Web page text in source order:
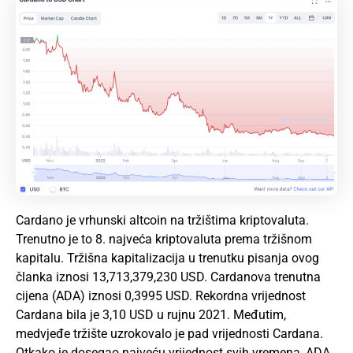
Cardano je vrhunski altcoin na tržištima kriptovaluta.
Trenutno je to 8. najveća kriptovaluta prema tržišnom
kapitalu. Tržišna kapitalizacija u trenutku pisanja ovog
članka iznosi 13,713,379,230 USD. Cardanova trenutna
cijena (ADA) iznosi 0,3995 USD. Rekordna vrijednost
Cardana bila je 3,10 USD u rujnu 2021. Međutim,
medvjeđe tržište uzrokovalo je pad vrijednosti Cardana.